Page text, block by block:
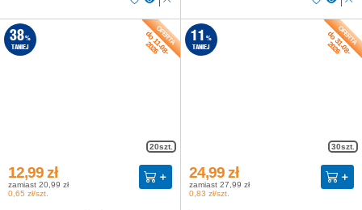
20szt.
do 11-08-
2026
38%
TANIEJ
12,99 zł
zamiast 20,99 zł
0,65 zł/szt.
30szt.
do 31-08-
2026
11
%
TANIEJ
24,99 zł
zamiast 27,99 zł
0,83 zł/szt.